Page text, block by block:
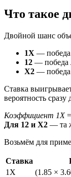
Что такое
Двойной шанс
1X — победа
12 — победа
X2 — победа
Ставка
вероятность
Коэффициент 1X
Для 12 и X2 — та
Возьмём для
Ставка
1X
(1.85 ×